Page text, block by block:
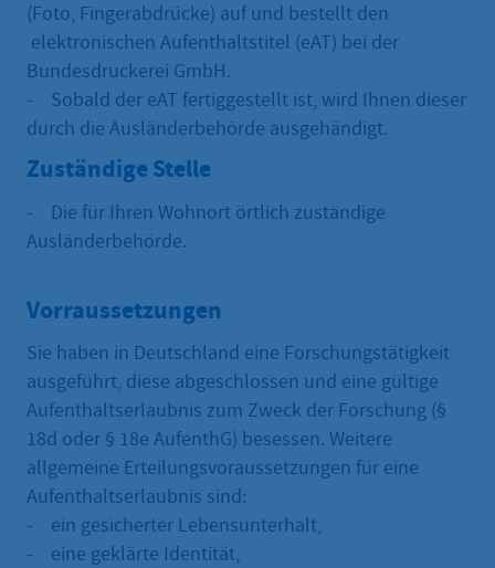
(Foto, Fingerabdrücke) auf und bestellt den
elektronischen Aufenthaltstitel (eAT) bei der
Bundesdruckerei GmbH.
- Sobald der eAT fertiggestellt ist, wird Ihnen dieser
durch die Ausländerbehörde ausgehändigt.
Zuständige Stelle
- Die für Ihren Wohnort örtlich zuständige
Ausländerbehörde.
Vorraussetzungen
Sie haben in Deutschland eine Forschungstätigkeit
ausgeführt, diese abgeschlossen und eine gültige
Aufenthaltserlaubnis zum Zweck der Forschung (§
18d oder § 18e AufenthG) besessen. Weitere
allgemeine Erteilungsvoraussetzungen für eine
Aufenthaltserlaubnis sind:
- ein gesicherter Lebensunterhalt,
- eine geklärte Identität,